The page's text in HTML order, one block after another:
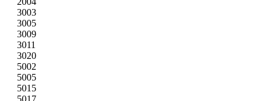
3003
3005
3009
3011
3020
5002
5005
5015
5017